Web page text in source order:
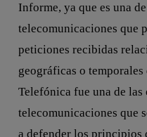
Informe, ya que es una
telecomunicaciones que
peticiones recibidas
geográficas o
Telefónica fue una de las
telecomunicaciones que
a defender los principios